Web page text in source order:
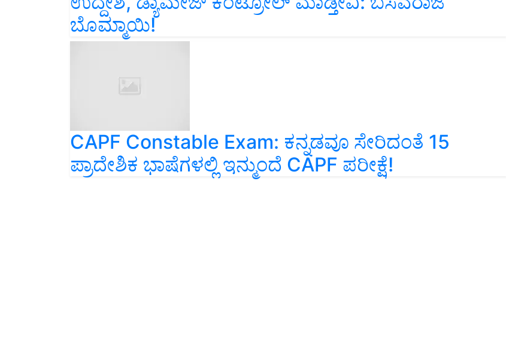
ಬೊಮ್ಮಾಯಿ!
CAPF Constable Exam: ಕನ್ನಡವೂ ಸೇರಿದಂತೆ 15
ಪ್ರಾದೇಶಿಕ ಭಾಷೆಗಳಲ್ಲಿ ಇನ್ಮುಂದೆ CAPF ಪರೀಕ್ಷೆ!